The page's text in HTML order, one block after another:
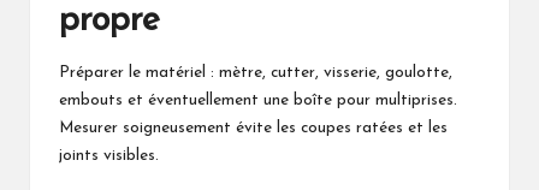
propre
Préparer le matériel : mètre, cutter, visserie, goulotte,
embouts et éventuellement une boîte pour multiprises.
Mesurer soigneusement évite les coupes ratées et les
joints visibles.